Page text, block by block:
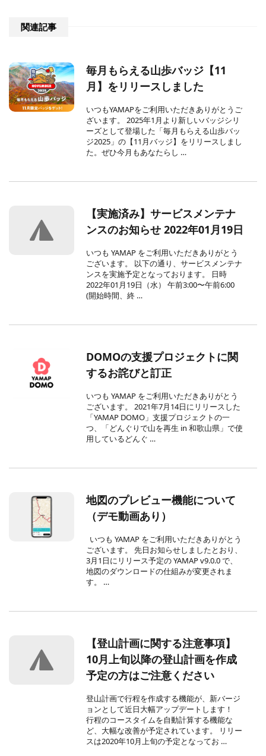
関連記事
毎月もらえる山歩バッジ【11
月】をリリースしました
いつもYAMAPをご利用いただきありがとうご
ざいます。 2025年1月より新しいバッジシリ
ーズとして登場した「毎月もらえる山歩バッ
ジ2025」の【11月バッジ】をリリースしまし
た。ぜひ今月もあなたらし …
【実施済み】サービスメンテナ
ンスのお知らせ 2022年01月19日
いつも YAMAP をご利用いただきありがとう
ございます。 以下の通り、サービスメンテナ
ンスを実施予定となっております。 日時
2022年01月19日（水） 午前3:00〜午前6:00
(開始時間、終 …
DOMOの支援プロジェクトに関
するお詫びと訂正
いつも YAMAP をご利用いただきありがとう
ございます。 2021年7月14日にリリースした
「YAMAP DOMO」支援プロジェクトの一
つ、「どんぐりで山を再生 in 和歌山県」で使
用しているどんぐ …
地図のプレビュー機能について
（デモ動画あり）
いつも YAMAP をご利用いただきありがとう
ございます。 先日お知らせしましたとおり、
3月1日にリリース予定の YAMAP v9.0.0 で、
地図のダウンロードの仕組みが変更されま
す。 …
【登山計画に関する注意事項】
10月上旬以降の登山計画を作成
予定の方はご注意ください
登山計画で行程を作成する機能が、新バージ
ョンとして近日大幅アップデートします！
行程のコースタイムを自動計算する機能な
ど、大幅な改善が予定されています。 リリー
スは2020年10月上旬の予定となってお …